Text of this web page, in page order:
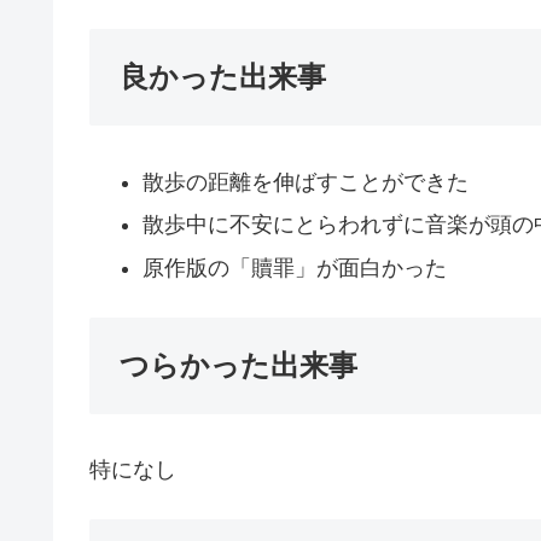
良かった出来事
散歩の距離を伸ばすことができた
散歩中に不安にとらわれずに音楽が頭の
原作版の「贖罪」が面白かった
つらかった出来事
特になし